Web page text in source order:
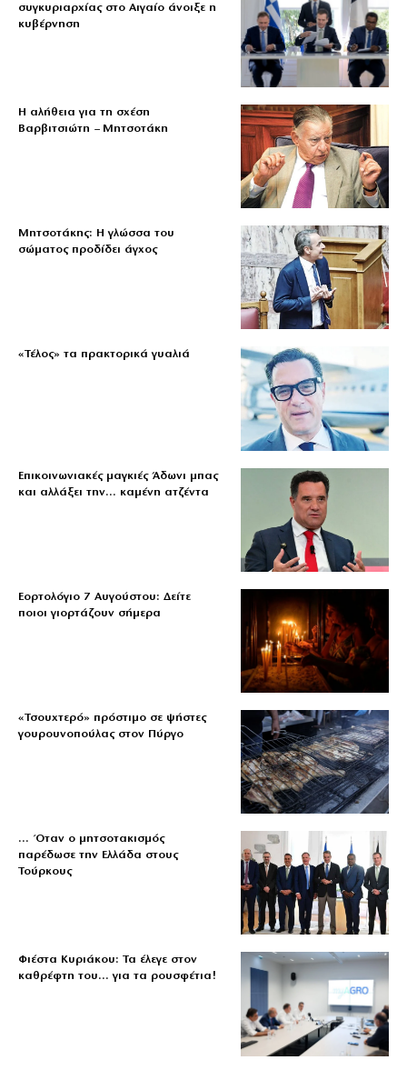
συγκυριαρχίας στο Αιγαίο άνοιξε η
κυβέρνηση
Η αλήθεια για τη σχέση
Βαρβιτσιώτη – Μητσοτάκη
Μητσοτάκης: Η γλώσσα του
σώματος προδίδει άγχος
«Τέλος» τα πρακτορικά γυαλιά
Επικοινωνιακές μαγκιές Άδωνι μπας
και αλλάξει την… καμένη ατζέντα
Εορτολόγιο 7 Αυγούστου: Δείτε
ποιοι γιορτάζουν σήμερα
«Τσουχτερό» πρόστιμο σε ψήστες
γουρουνοπούλας στον Πύργο
… Όταν ο μητσοτακισμός
παρέδωσε την Ελλάδα στους
Τούρκους
Φιέστα Κυριάκου: Τα έλεγε στον
καθρέφτη του… για τα ρουσφέτια!